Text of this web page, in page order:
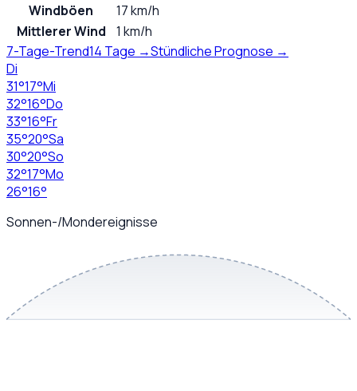
Windböen
17 km/h
Mittlerer Wind
1 km/h
7-Tage-Trend14 Tage →Stündliche Prognose →
Di
31°17°Mi
32°16°Do
33°16°Fr
35°20°Sa
30°20°So
32°17°Mo
26°16°
Sonnen-/Mondereignisse